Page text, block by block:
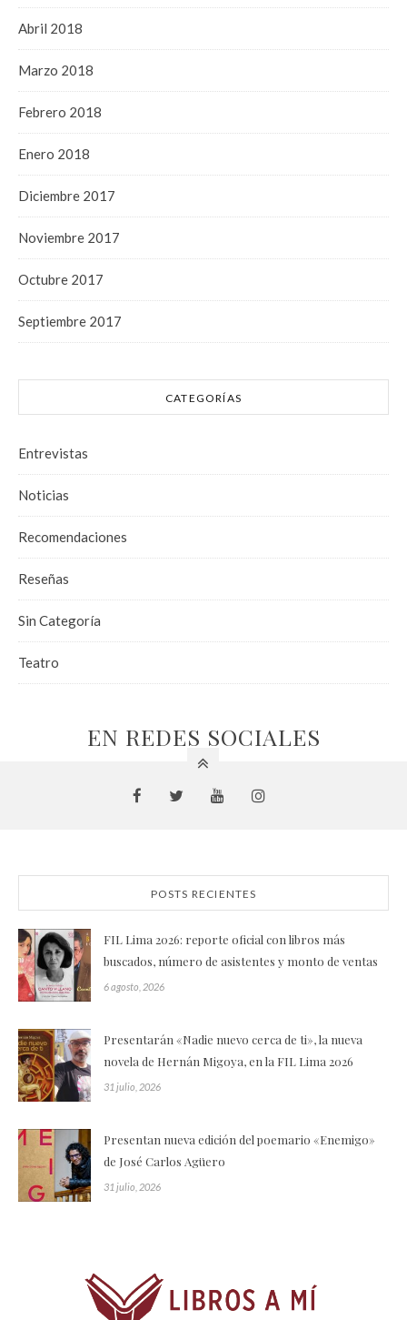
Abril 2018
Marzo 2018
Febrero 2018
Enero 2018
Diciembre 2017
Noviembre 2017
Octubre 2017
Septiembre 2017
CATEGORÍAS
Entrevistas
Noticias
Recomendaciones
Reseñas
Sin Categoría
Teatro
EN REDES SOCIALES
POSTS RECIENTES
FIL Lima 2026: reporte oficial con libros más
buscados, número de asistentes y monto de ventas
6 agosto, 2026
Presentarán «Nadie nuevo cerca de ti», la nueva
novela de Hernán Migoya, en la FIL Lima 2026
31 julio, 2026
Presentan nueva edición del poemario «Enemigo»
de José Carlos Agüero
31 julio, 2026